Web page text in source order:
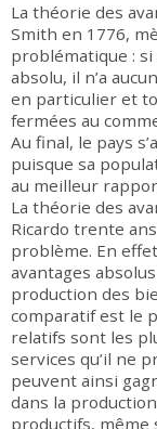
La théorie des
Smith en 1776,
problématique : si
absolu, il n’a
en particulier et
fermées au
Au final, le pays
puisque sa
au meilleur
La théorie des
Ricardo trente
problème. En
avantages
production des
comparatif est le
relatifs sont les
services qu’il ne
peuvent ainsi
dans la
productifs, même